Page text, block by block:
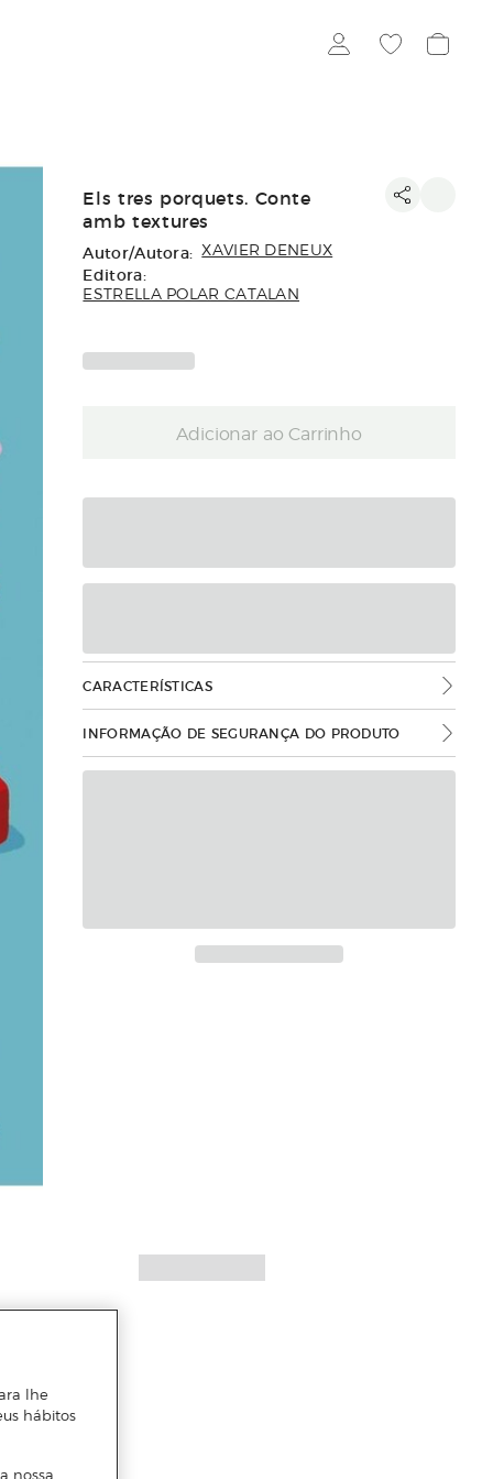
Els tres porquets. Conte
amb textures
Autor/Autora: XAVIER DENEUX
Editora:
ESTRELLA POLAR CATALAN
Adicionar ao Carrinho
CARACTERÍSTICAS
INFORMAÇÃO DE SEGURANÇA DO PRODUTO
lhe
hábitos
nossa